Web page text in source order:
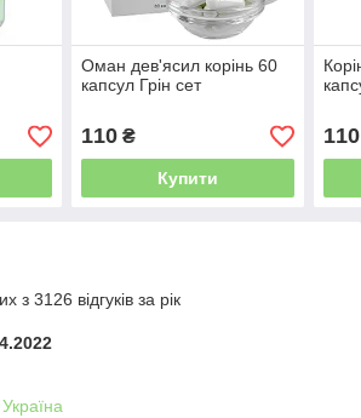
Оман дев'ясил корінь 60
капсул Грін сет
110₴
Купити
110
з 3126 відгуків за рік